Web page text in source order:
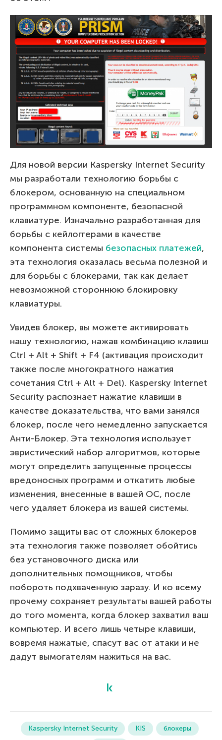
Для новой версии Kaspersky Internet Security
мы разработали технологию борьбы с
блокером, основанную на специальном
программном компоненте, безопасной
клавиатуре. Изначально разработанная для
борьбы с кейлоггерами в качестве
компонента системы безопасных платежей,
эта технология оказалась весьма полезной и
для борьбы с блокерами, так как делает
невозможной стороннюю блокировку
клавиатуры.
Увидев блокер, вы можете активировать
нашу технологию, нажав комбинацию клавиш
Ctrl + Alt + Shift + F4 (активация происходит
также после многократного нажатия
сочетания Ctrl + Alt + Del). Kaspersky Internet
Security распознает нажатие клавиши в
качестве доказательства, что вами занялся
блокер, после чего немедленно запускается
Анти-Блокер. Эта технология использует
эвристический набор алгоритмов, которые
могут определить запущенные процессы
вредоносных программ и откатить любые
изменения, внесенные в вашей ОС, после
чего удаляет блокера из вашей системы.
Помимо защиты вас от сложных блокеров
эта технология также позволяет обойтись
без установочного диска или
дополнительных помощников, чтобы
побороть подхваченную заразу. И ко всему
прочему сохраняет результаты вашей работы
до того момента, когда блокер захватил ваш
компьютер. И всего лишь четыре клавиши,
вовремя нажатые, спасут вас от атаки и не
дадут вымогателям нажиться на вас.
Kaspersky Internet Security KIS
блокеры